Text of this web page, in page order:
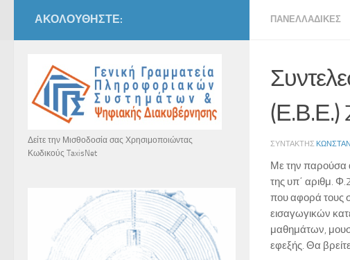
ΠΑΝΕΛΛΑΔΙΚΈΣ
(Ε.Β.Ε.)
ΣΥΝΤΆΚΤΗΣ
Με την παρούσα
της υπ΄ αριθμ.
που αφορά τους
εισαγωγικών
μαθημάτων,
εφεξής. Θα
ΑΚΟΛΟΥΘΉΣΤΕ:
Δείτε την Μισθοδοσία σας Χρησιμοποιώντας
Κωδικούς TaxisNet